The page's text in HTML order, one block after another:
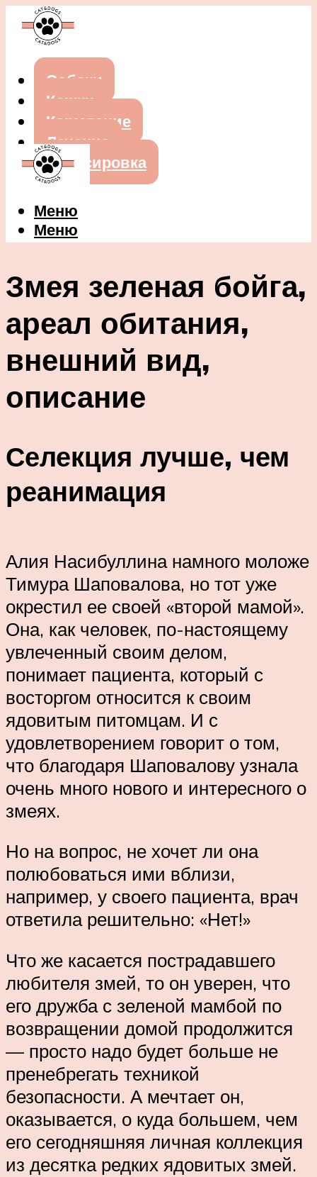
Собаки
Кошки
Кормление
Лечение
Дрессировка
Меню
Меню
Змея зеленая бойга,
ареал обитания,
внешний вид,
описание
Селекция лучше, чем
реанимация
Алия Насибуллина намного моложе
Тимура Шаповалова, но тот уже
окрестил ее своей «второй мамой».
Она, как человек, по-настоящему
увлеченный своим делом,
понимает пациента, который с
восторгом относится к своим
ядовитым питомцам. И с
удовлетворением говорит о том,
что благодаря Шаповалову узнала
очень много нового и интересного о
змеях.
Но на вопрос, не хочет ли она
полюбоваться ими вблизи,
например, у своего пациента, врач
ответила решительно: «Нет!»
Что же касается пострадавшего
любителя змей, то он уверен, что
его дружба с зеленой мамбой по
возвращении домой продолжится
— просто надо будет больше не
пренебрегать техникой
безопасности. А мечтает он,
оказывается, о куда большем, чем
его сегодняшняя личная коллекция
из десятка редких ядовитых змей.